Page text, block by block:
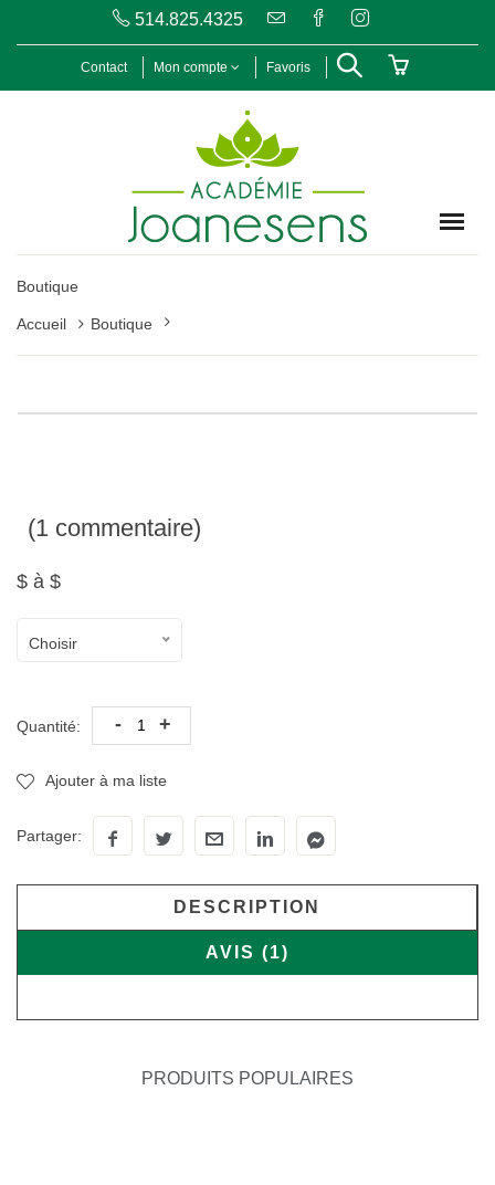
514.825.4325
Contact Mon compte Favoris
Boutique
Accueil Boutique
(1 commentaire)
$ à $
Choisir
Quantité: - +
Ajouter à ma liste
Partager:
DESCRIPTION
AVIS (1)
PRODUITS POPULAIRES